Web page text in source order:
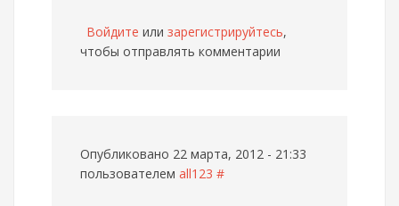
Войдите или зарегистрируйтесь,
чтобы отправлять комментарии
Опубликовано 22 марта, 2012 - 21:33
пользователем all123 #